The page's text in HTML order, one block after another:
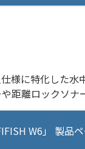
様に特化した
距離ロックソナ
W6」 製品